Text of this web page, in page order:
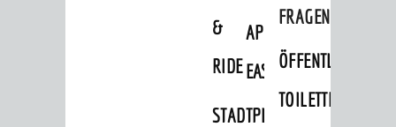
&
RIDE
APP
EASYPARKEN
STADTPLAN
FRAGEN
ÖFFENTLICHE
TOILETTEN